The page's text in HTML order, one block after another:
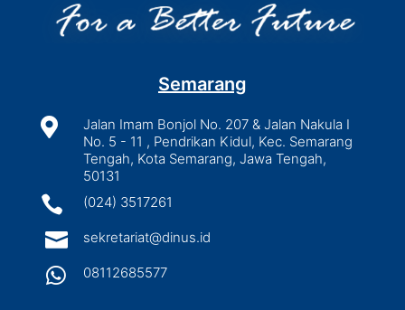
Semarang

Jalan Imam Bonjol No. 207 & Jalan Nakula I
No. 5 - 11 , Pendrikan Kidul, Kec. Semarang
Tengah, Kota Semarang, Jawa Tengah,
50131
 (024) 3517261
 sekretariat@dinus.id
 08112685577